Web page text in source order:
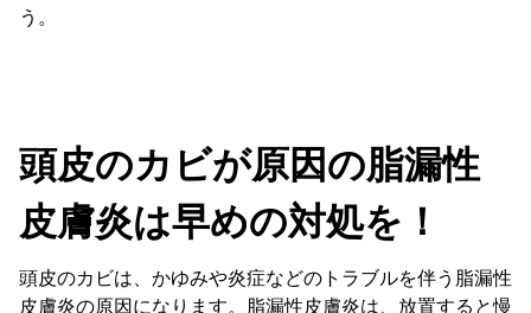
う。
頭皮のカビが原因の脂漏性
皮膚炎は早めの対処を！
頭皮のカビは、かゆみや炎症などのトラブルを伴う脂漏性
皮膚炎の原因になります。脂漏性皮膚炎は、放置すると慢